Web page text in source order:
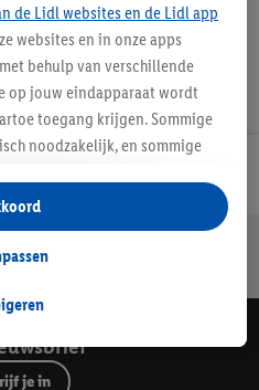
winkelen
je in
de Lidl websites en de Lidl app
websites en in onze apps
behulp van verschillende
op jouw eindapparaat wordt
toegang krijgen. Sommige
noodzakelijk, en sommige
het verzamelen en
het tonen van
en buiten de Lidl-diensten.
in de winkel ook voor de
ons voor het personaliseren
een Lidl Plus-account